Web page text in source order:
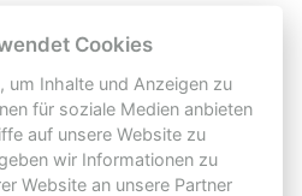
1,9 - 2,0
ISO 1183
A
<30 ISO 62-1
Cookies
um Inhalte und Anzeigen zu
für soziale Medien anbieten
auf unsere Website zu
wir Informationen zu
Website an unsere Partner